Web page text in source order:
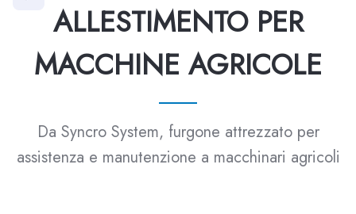
ALLESTIMENTO PER
MACCHINE AGRICOLE
Da Syncro System, furgone attrezzato per
assistenza e manutenzione a macchinari agricoli